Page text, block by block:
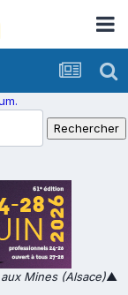
Mines (Alsace)▲